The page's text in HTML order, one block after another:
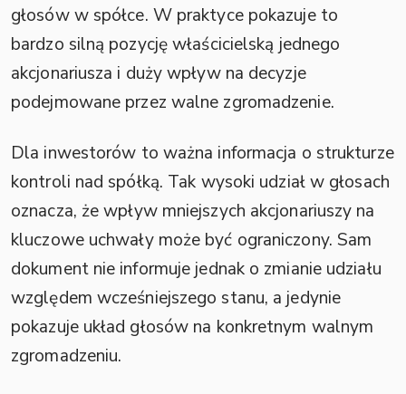
głosów w spółce. W praktyce pokazuje to
bardzo silną pozycję właścicielską jednego
akcjonariusza i duży wpływ na decyzje
podejmowane przez walne zgromadzenie.
Dla inwestorów to ważna informacja o strukturze
kontroli nad spółką. Tak wysoki udział w głosach
oznacza, że wpływ mniejszych akcjonariuszy na
kluczowe uchwały może być ograniczony. Sam
dokument nie informuje jednak o zmianie udziału
względem wcześniejszego stanu, a jedynie
pokazuje układ głosów na konkretnym walnym
zgromadzeniu.